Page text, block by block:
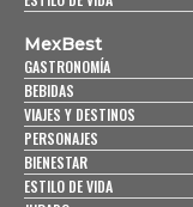
MexBest
GASTRONOMÍA
BEBIDAS
VIAJES Y DESTINOS
PERSONAJES
BIENESTAR
ESTILO DE VIDA